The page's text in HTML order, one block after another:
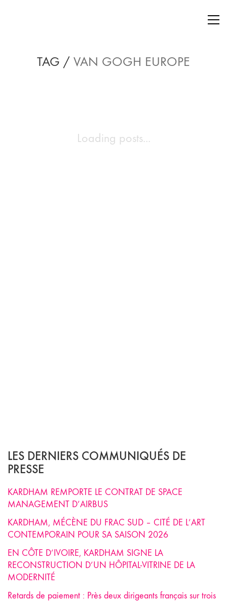
TAG / VAN GOGH EUROPE
Loading posts...
LES DERNIERS COMMUNIQUÉS DE
PRESSE
KARDHAM REMPORTE LE CONTRAT DE SPACE
MANAGEMENT D’AIRBUS
KARDHAM, MÉCÈNE DU FRAC SUD – CITÉ DE L’ART
CONTEMPORAIN POUR SA SAISON 2026
EN CÔTE D’IVOIRE, KARDHAM SIGNE LA
RECONSTRUCTION D’UN HÔPITAL-VITRINE DE LA
MODERNITÉ
Retards de paiement : Près deux dirigeants français sur trois